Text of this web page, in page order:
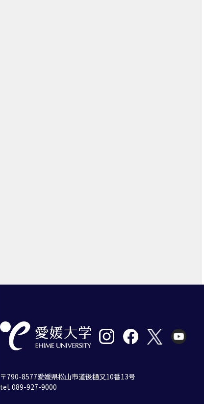
〒790-8577愛媛県松山市道後樋又10番13号
tel. 089-927-9000